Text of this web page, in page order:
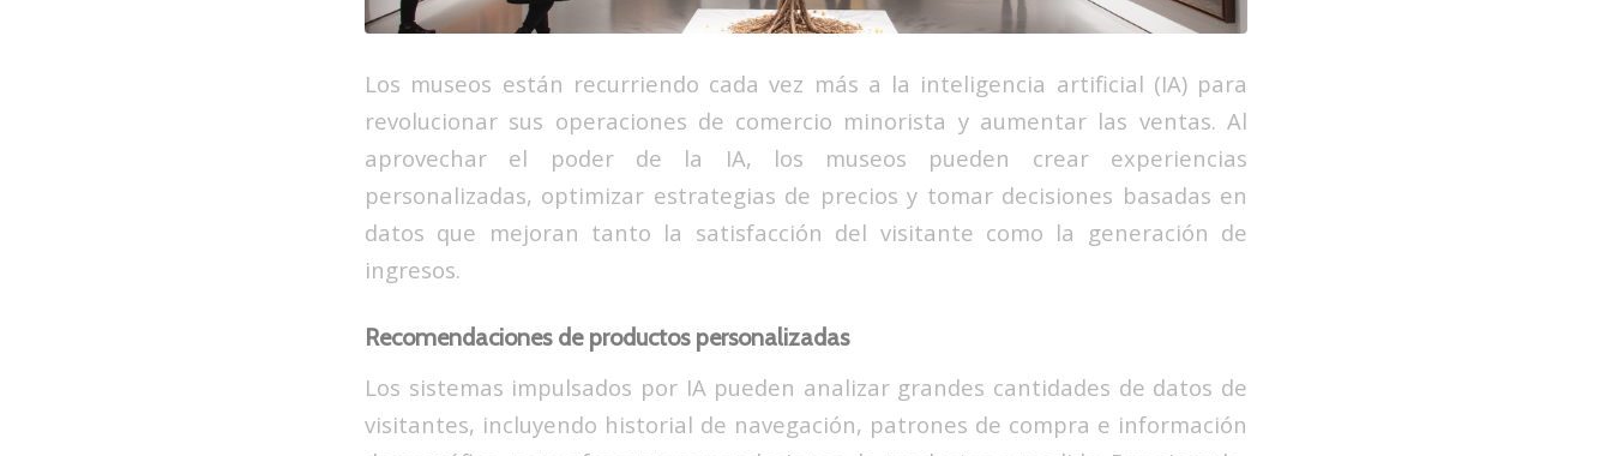
Los museos están recurriendo cada vez más a la inteligencia artificial (IA) para
revolucionar sus operaciones de comercio minorista y aumentar las ventas. Al
aprovechar el poder de la IA, los museos pueden crear experiencias
personalizadas, optimizar estrategias de precios y tomar decisiones basadas en
datos que mejoran tanto la satisfacción del visitante como la generación de
ingresos.
Recomendaciones de productos personalizadas
Los sistemas impulsados por IA pueden analizar grandes cantidades de datos de
visitantes, incluyendo historial de navegación, patrones de compra e información